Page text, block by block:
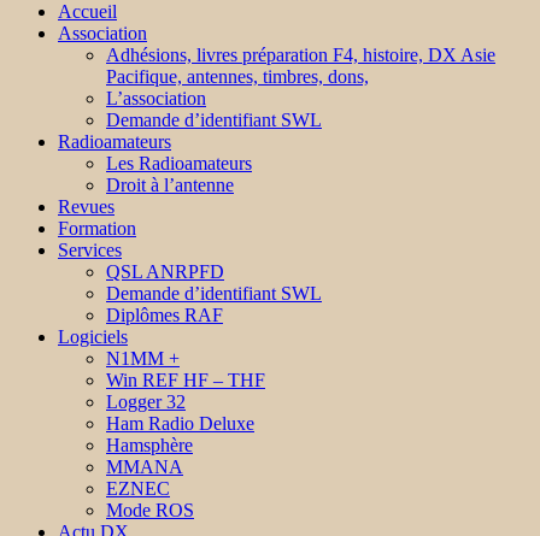
Accueil
Association
Adhésions, livres préparation F4, histoire, DX Asie
Pacifique, antennes, timbres, dons,
L’association
Demande d’identifiant SWL
Radioamateurs
Les Radioamateurs
Droit à l’antenne
Revues
Formation
Services
QSL ANRPFD
Demande d’identifiant SWL
Diplômes RAF
Logiciels
N1MM +
Win REF HF – THF
Logger 32
Ham Radio Deluxe
Hamsphère
MMANA
EZNEC
Mode ROS
Actu DX